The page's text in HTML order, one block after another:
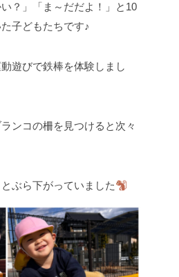
？」「ま～だだよ！」と10
子どもたちです♪
遊びで鉄棒を体験しまし
ンコの柵を見つけると次々
とぶら下がっていました